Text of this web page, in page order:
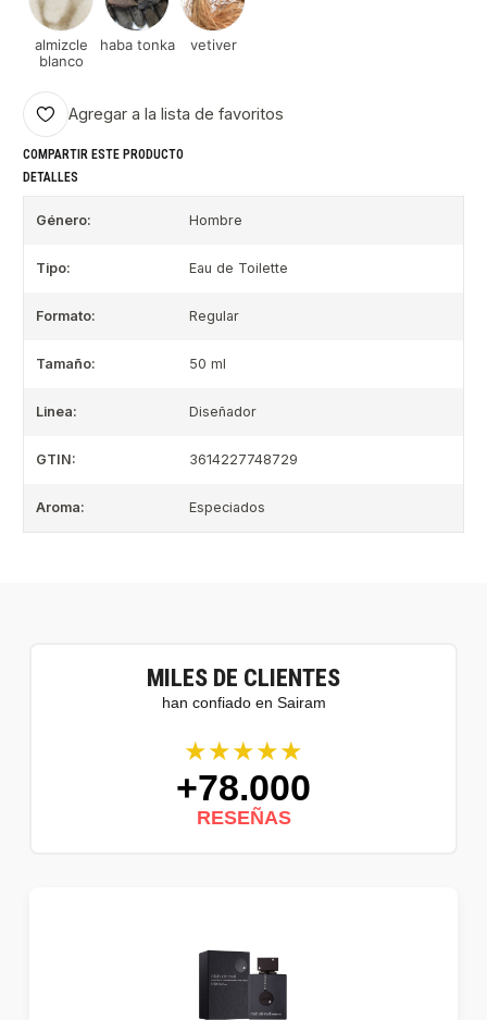
almizcle
blanco
haba tonka vetiver
Agregar a la lista de favoritos
COMPARTIR ESTE PRODUCTO
DETALLES
Género: Hombre
Tipo: Eau de Toilette
Formato: Regular
Tamaño: 50 ml
Linea: Diseñador
GTIN: 3614227748729
Aroma: Especiados
MILES DE CLIENTES
han confiado en Sairam
★★★★★
+78.000
RESEÑAS